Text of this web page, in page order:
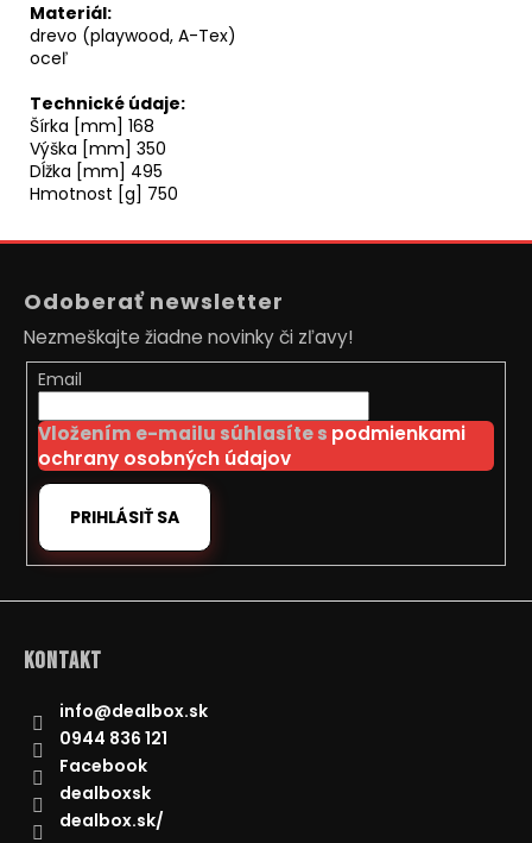
Materiál:
drevo (playwood, A-Tex)
oceľ
Technické údaje:
Šírka [mm] 168
Výška [mm] 350
Dĺžka [mm] 495
Hmotnost [g] 750
Odoberať newsletter
Nezmeškajte žiadne novinky či zľavy!
Email
Vložením e-mailu súhlasíte s podmienkami
ochrany osobných údajov
PRIHLÁSIŤ SA
Kontakt
info@dealbox.sk
0944 836 121
Facebook
dealboxsk
dealbox.sk/